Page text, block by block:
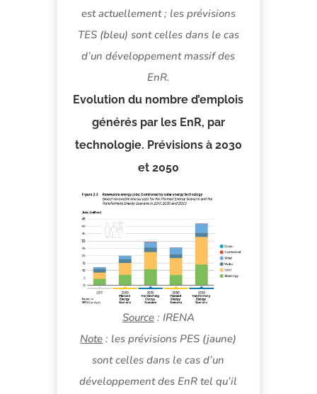
est actuellement ; les prévisions
TES (bleu) sont celles dans le cas
d’un développement massif des
EnR.
Evolution du nombre d’emplois
générés par les EnR, par
technologie. Prévisions à 2030
et 2050
Source: IRENA
Note : les prévisions PES (jaune)
sont celles dans le cas d’un
développement des EnR tel qu’il